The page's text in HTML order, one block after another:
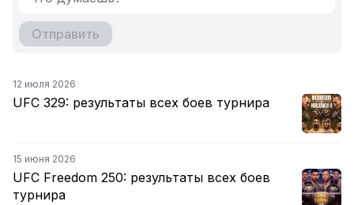
Отправить
12 июля 2026
UFC 329: результаты всех боев турнира
15 июня 2026
UFC Freedom 250: результаты всех боев
турнира